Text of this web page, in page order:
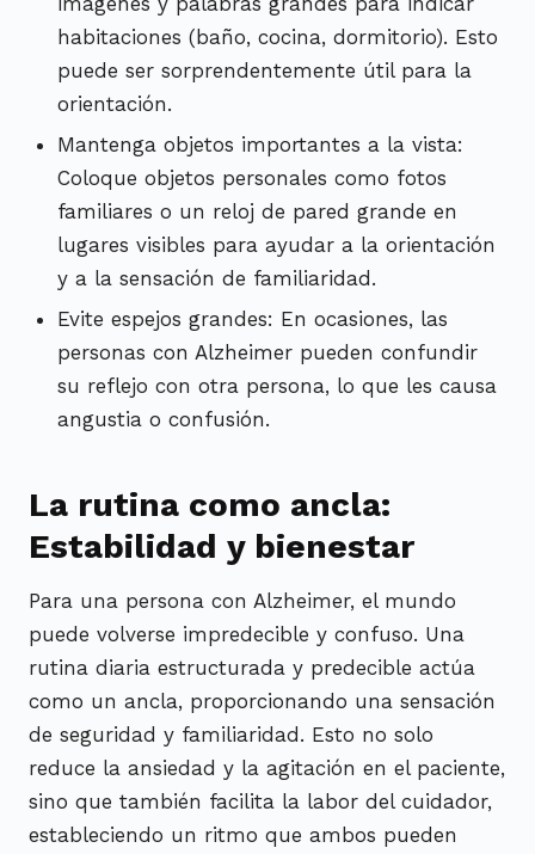
habitaciones (baño, cocina, dormitorio). Esto
puede ser sorprendentemente útil para la
orientación.
Mantenga objetos importantes a la vista:
Coloque objetos personales como fotos
familiares o un reloj de pared grande en
lugares visibles para ayudar a la orientación
y a la sensación de familiaridad.
Evite espejos grandes: En ocasiones, las
personas con Alzheimer pueden confundir
su reflejo con otra persona, lo que les causa
angustia o confusión.
La rutina como ancla:
Estabilidad y bienestar
Para una persona con Alzheimer, el mundo
puede volverse impredecible y confuso. Una
rutina diaria estructurada y predecible actúa
como un ancla, proporcionando una sensación
de seguridad y familiaridad. Esto no solo
reduce la ansiedad y la agitación en el paciente,
sino que también facilita la labor del cuidador,
estableciendo un ritmo que ambos pueden